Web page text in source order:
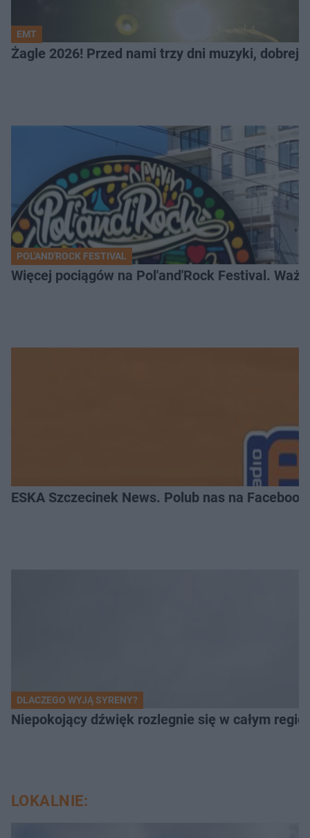
EMT
Żagle 2026! Przed nami trzy dni muzyki, dobrej
POL'AND'ROCK FESTIVAL
Więcej pociągów na Pol'and'Rock Festival.
ESKA Szczecinek News. Polub nas na
DLACZEGO WYJĄ SYRENY?
Niepokojący dźwięk rozlegnie się w całym
LOKALNIE: